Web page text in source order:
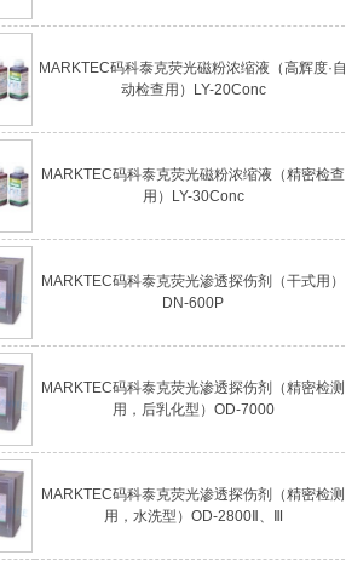
MARKTEC码科泰克荧光磁粉浓缩液（高辉度·自
动检查用）LY-20Conc
MARKTEC码科泰克荧光磁粉浓缩液（精密检查
用）LY-30Conc
MARKTEC码科泰克荧光渗透探伤剂（干式用）
DN-600P
MARKTEC码科泰克荧光渗透探伤剂（精密检测
用，后乳化型）OD-7000
MARKTEC码科泰克荧光渗透探伤剂（精密检测
用，水洗型）OD-2800Ⅱ、Ⅲ